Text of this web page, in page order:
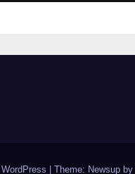
Theme: Newsup by